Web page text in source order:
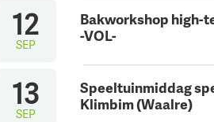
Bakworkshop high-
-VOL-
12
SEP
Speeltuinmiddag
Klimbim (Waalre)
13
SEP